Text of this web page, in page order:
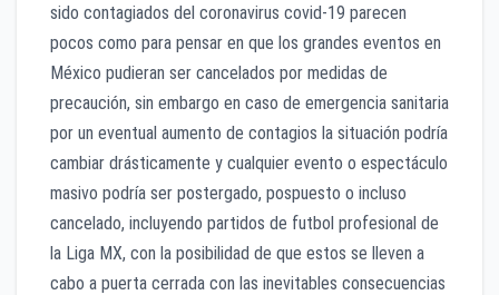
sido contagiados del coronavirus covid-19 parecen
pocos como para pensar en que los grandes eventos en
México pudieran ser cancelados por medidas de
precaución, sin embargo en caso de emergencia sanitaria
por un eventual aumento de contagios la situación podría
cambiar drásticamente y cualquier evento o espectáculo
masivo podría ser postergado, pospuesto o incluso
cancelado, incluyendo partidos de futbol profesional de
la Liga MX, con la posibilidad de que estos se lleven a
cabo a puerta cerrada con las inevitables consecuencias